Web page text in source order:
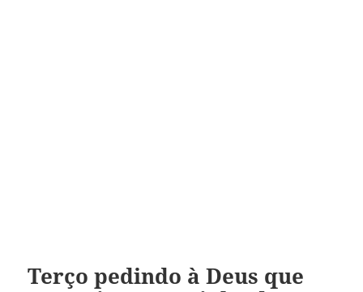
Terço pedindo à Deus que